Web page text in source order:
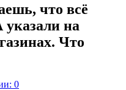
что всё
на
Что
0